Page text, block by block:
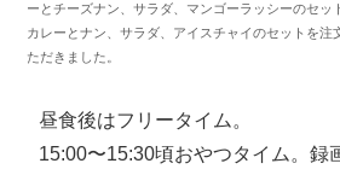
ーとチーズナン、サラダ、マンゴーラッシーのセッ
カレーとナン、サラダ、アイスチャイのセットを注
ただきました。
昼食後はフリータイム。
15:00〜15:30頃おやつタイム。録